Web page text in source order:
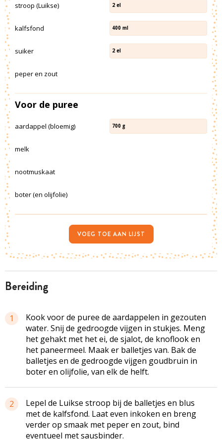
bereiding
1
Kook voor de puree de aardappelen in gezouten
water. Snij de gedroogde vijgen in stukjes. Meng
het gehakt met het ei, de sjalot, de knoflook en
het paneermeel. Maak er balletjes van. Bak de
balletjes en de gedroogde vijgen goudbruin in
boter en olijfolie, van elk de helft.
2
Lepel de Luikse stroop bij de balletjes en blus
met de kalfsfond. Laat even inkoken en breng
verder op smaak met peper en zout, bind
eventueel met sausbinder.
stroop (Luikse) 2 el
kalfsfond 400 ml
suiker 2 el
peper en zout
Voor de puree
aardappel (bloemig) 700 g
melk
nootmuskaat
boter (en olijfolie)
VOEG TOE AAN LIJST